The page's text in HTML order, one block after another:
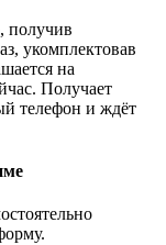
получив
укомплектовав
на
Получает
телефон и ждёт